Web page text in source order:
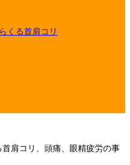
くる首肩コリ
肩コリ、頭痛、眼精疲労の事